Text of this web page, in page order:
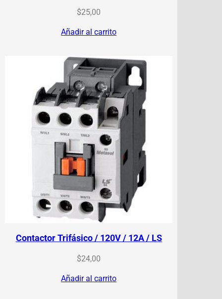
$25,00
Añadir al carrito
Contactor Trifásico / 120V / 12A / LS
$24,00
Añadir al carrito